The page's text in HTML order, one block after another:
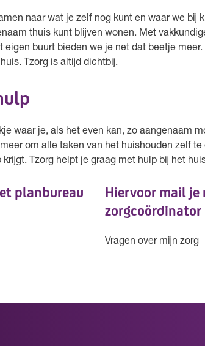
naar wat je zelf nog kunt en waar we bij
thuis kunt blijven wonen. Met
buurt bieden we je net dat beetje
Tzorg is altijd dichtbij.
waar je, als het even kan, zo aangenaam
om alle taken van het huishouden zelf te
Tzorg helpt je graag met hulp bij het
planbureau
Hiervoor mail je
zorgcoördinator
Vragen over mijn zorg